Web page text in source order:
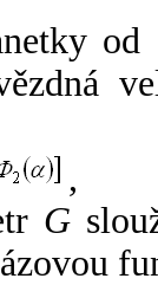
od
,
G